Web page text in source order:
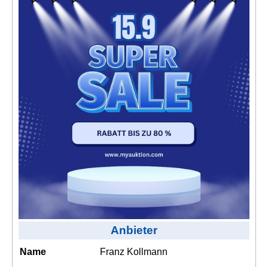
Kontakt
AGB, Nutzungsbedingungen
Anbieter
Name Franz Kollmann